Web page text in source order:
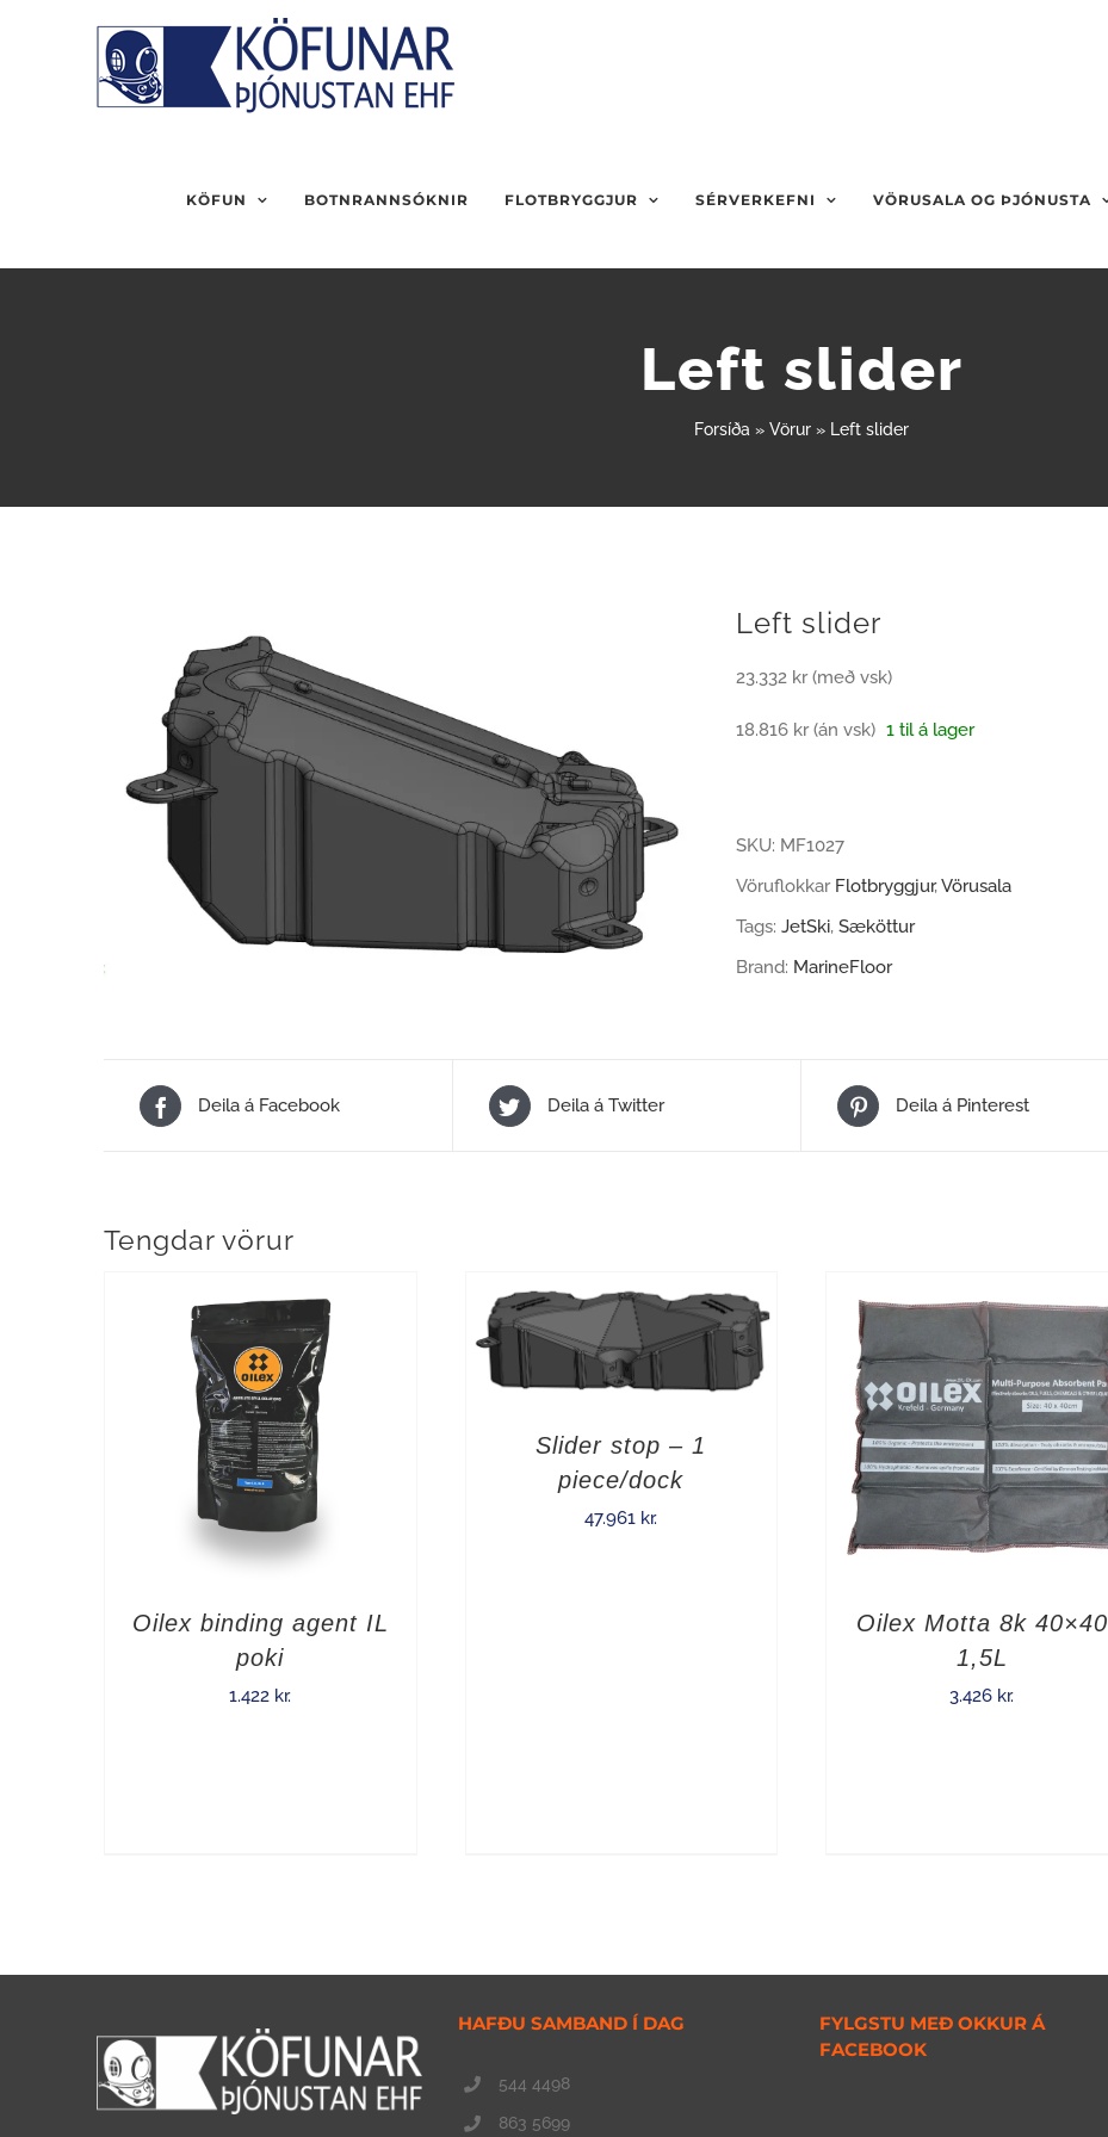
KÖFUN BOTNRANNSÓKNIR FLOTBRYGGJUR SÉRVERKEFNI VÖRUSALA OG ÞJÓNUSTA
Left slider
Forsíða » Vörur » Left slider
Left slider
23.332 kr (með vsk)
18.816 kr (án vsk) 1 til á lager
SKU: MF1027
Vöruflokkar Flotbryggjur,Vörusala
Tags: JetSki, Sæköttur
Brand: MarineFloor
Deila á Facebook Deila á Twitter Deila á Pinterest
Tengdar vörur
Oilex binding agent IL
poki
1.422 kr.
Slider stop – 1
piece/dock
47.961 kr.
Oilex Motta 8k 40×40
1,5L
3.426 kr.
HAFÐU SAMBAND Í DAG
544 4498
863 5699
FYLGSTU MEÐ OKKUR Á
FACEBOOK